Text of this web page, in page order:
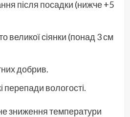
після посадки (нижче +5
великої сіянки (понад 3 см
добрив.
перепади вологості.
зниження температури